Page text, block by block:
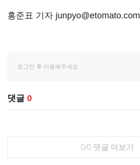
홍준표 기자 junpyo@etomato.com
댓글 0
0/0 댓글 더보기